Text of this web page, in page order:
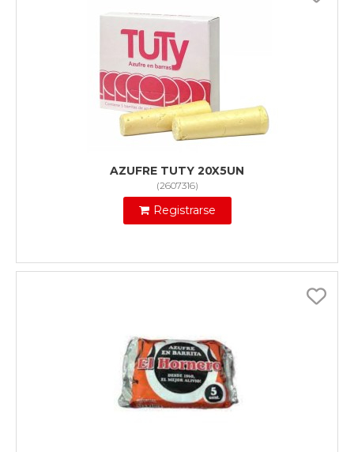
AZUFRE TUTY 20X5UN
(2607316)
Registrarse